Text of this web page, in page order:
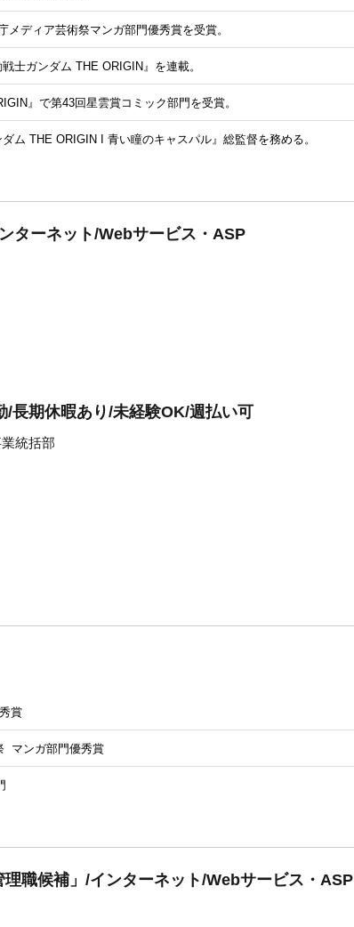
メディア芸術祭マンガ部門優秀賞を受賞。
士ガンダム THE ORIGIN』を連載。
』で第43回星雲賞コミック部門を受賞。
ム THE ORIGIN I 青い瞳のキャスパル』総監督を務める。
ターネット/Webサービス・ASP
長期休暇あり/未経験OK/週払い可
統括部
賞
マンガ部門優秀賞
職候補」/インターネット/Webサービス・ASP